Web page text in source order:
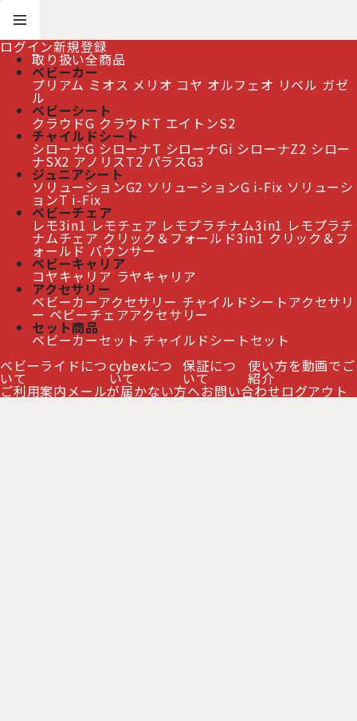
ログイン新規登録
取り扱い全商品
ベビーカー
プリアム ミオス メリオ コヤ オルフェオ リベル ガゼ
ル
ベビーシート
クラウドG クラウドT エイトンS2
チャイルドシート
シローナG シローナT シローナGi シローナZ2 シロー
ナSX2 アノリスT2 パラスG3
ジュニアシート
ソリューションG2 ソリューションG i-Fix ソリューシ
ョンT i-Fix
ベビーチェア
レモ3in1 レモチェア レモプラチナム3in1 レモプラチ
ナムチェア クリック＆フォールド3in1 クリック＆フ
ォールド バウンサー
ベビーキャリア
コヤキャリア ラヤキャリア
アクセサリー
ベビーカーアクセサリー チャイルドシートアクセサリ
ー ベビーチェアアクセサリー
セット商品
ベビーカーセット チャイルドシートセット
ベビーライドにつ
いて
cybexにつ
いて
保証につ
いて
使い方を動画でご
紹介
ご利用案内メールが届かない方へお問い合わせログアウト
> シローナ T アイサイズ
≫ 熊本地震の影響によるお届け遅延について
シローナ T アイサイズ